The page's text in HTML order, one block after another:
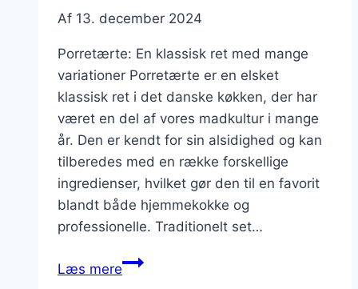
Af 13. december 2024
Porretærte: En klassisk ret med mange
variationer Porretærte er en elsket
klassisk ret i det danske køkken, der har
været en del af vores madkultur i mange
år. Den er kendt for sin alsidighed og kan
tilberedes med en række forskellige
ingredienser, hvilket gør den til en favorit
blandt både hjemmekokke og
professionelle. Traditionelt set…
Læs merePorretærte